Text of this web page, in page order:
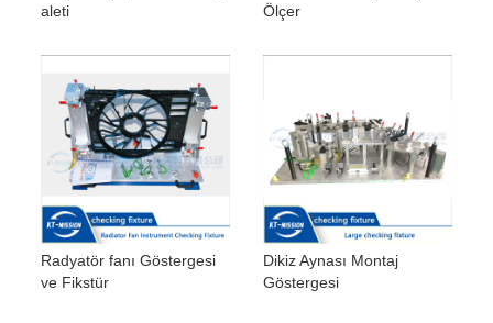
aleti
Ölçer
Radyatör fanı Göstergesi
ve Fikstür
Dikiz Aynası Montaj
Göstergesi